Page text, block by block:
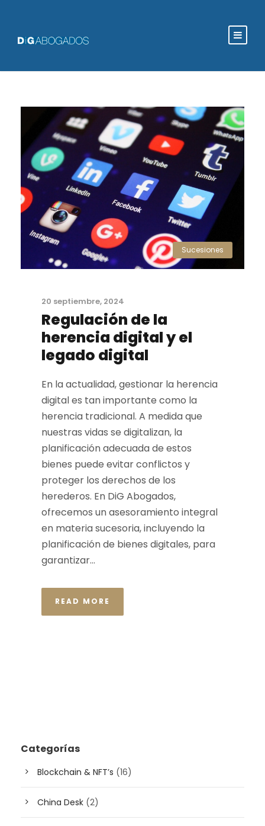
Sucesiones
20 septiembre, 2024
Regulación de la
herencia digital y el
legado digital
En la actualidad, gestionar la herencia
digital es tan importante como la
herencia tradicional. A medida que
nuestras vidas se digitalizan, la
planificación adecuada de estos
bienes puede evitar conflictos y
proteger los derechos de los
herederos. En DiG Abogados,
ofrecemos un asesoramiento integral
en materia sucesoria, incluyendo la
planificación de bienes digitales, para
garantizar...
READ MORE
Categorías
Blockchain & NFT’s (16)
China Desk (2)